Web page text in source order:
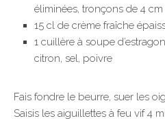
éliminées, tronçons de 4 cm
15 cl de crème fraîche
1 cuillère à soupe
citron, sel, poivre
Fais fondre le beurre, suer les
Saisis les aiguillettes à feu vif 4